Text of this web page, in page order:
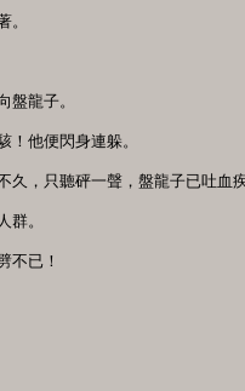
。
龍子。
他便閃身連躲。
，只聽砰一聲，盤龍子已吐血
群。
不已！